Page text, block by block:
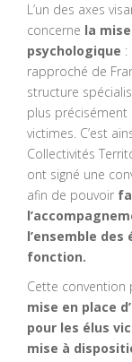
L’un des axes
concerne la
psychologique :
rapproché de
structure
plus précisément
victimes. C’est
Collectivités
ont signé une
afin de pouvoir
l’ensemble
fonction.
Cette convention
mise en place
pour les élus
mise à